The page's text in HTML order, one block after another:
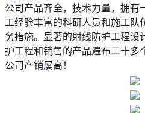
公司产品齐全，技术力量，拥
工经验丰富的科研人员和施工队
务措施。显著的射线防护工程
护工程和销售的产品遍布二十多
公司产销屡高！